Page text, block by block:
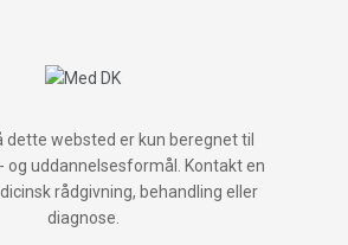
dette websted er kun beregnet til
uddannelsesformål. Kontakt en
rådgivning, behandling eller
diagnose.